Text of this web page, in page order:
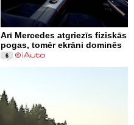
Arī Mercedes atgriezīs fiziskās
pogas, tomēr ekrāni dominēs
6